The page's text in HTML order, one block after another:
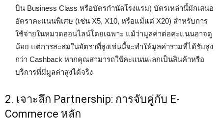
บิน Business Class หรือบัตรกำนัลโรงแรม) บัตรเหล่านี้มักเสนอ
อัตราคะแนนพิเศษ (เช่น X5, X10, หรือแม้แต่ X20) สำหรับการ
ใช้จ่ายในหมวดออนไลน์โดยเฉพาะ แม้ว่ามูลค่าต่อคะแนนอาจดู
น้อย แต่การสะสมในอัตราที่สูงเช่นนี้จะทำให้มูลค่ารวมที่ได้รับสูง
กว่า Cashback หากคุณสามารถใช้คะแนนแลกเป็นสินค้าหรือ
บริการที่มีมูลค่าสูงได้จริง
2. เจาะลึก Partnership: การจับคู่กับ E-
Commerce หลัก